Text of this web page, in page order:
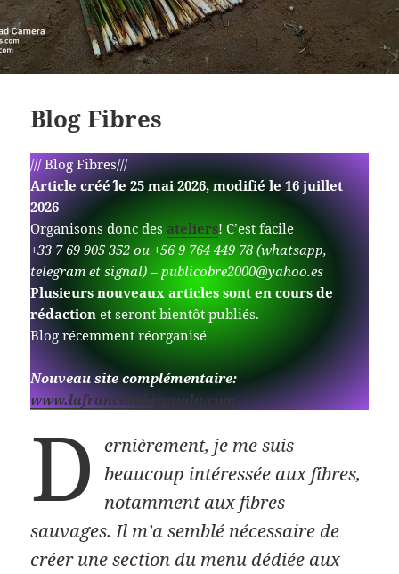
Blog Fibres
/// Blog Fibres///
Article créé´ le 25 mai 2026, modifié le 16 juillet
2026
Organisons donc des ateliers! C’est facile
+33 7 69 905 352 ou +56 9 764 449 78 (whatsapp,
telegram et signal) – publicobre2000@yahoo.es
Plusieurs nouveaux articles sont en cours de
rédaction et seront bientôt publiés.
Blog récemment réorganisé
Nouveau site complémentaire:
www.lafrancesabigotuda.com
D
ernièrement, je me suis
beaucoup intéressée aux fibres,
notamment aux fibres
sauvages. Il m’a semblé nécessaire de
créer une section du menu dédiée aux